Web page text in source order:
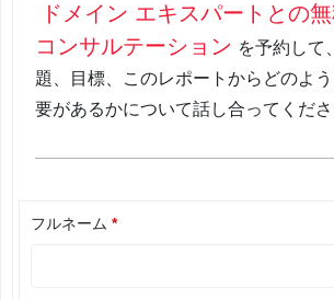
ドメイン エキスパートとの
コンサルテーション を予約して
題、目標、このレポートからどのよ
要があるかについて話し合ってくださ
フルネーム *